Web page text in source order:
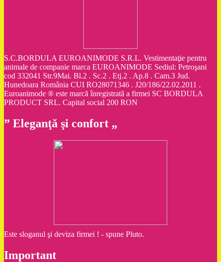
S.C.BORDULA EUROANIMODE S.R.L. Vestimentaţie pentru
animale de companie marca EUROANIMODE Sediul: Petroşani
cod 332041 Str.9Mai. Bl.2 . Sc.2 . Etj.2 . Ap.8 . Cam.3 Jud.
Hunedoara România CUI RO28071346 . J20/186/22.02.2011 .
Euroanimode ® este marcă înregistrată a firmei SC BORDULA
PRODUCT SRL. Capital social 200 RON
” Eleganţă şi confort „
Este sloganul şi deviza firmei ! - spune Pluto.
Important